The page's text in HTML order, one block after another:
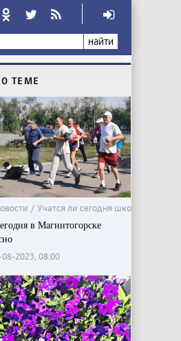
найти
ТЕМЕ
/ Учатся ли сегодня школьники?
в Магнитогорске
08-2023, 08:00